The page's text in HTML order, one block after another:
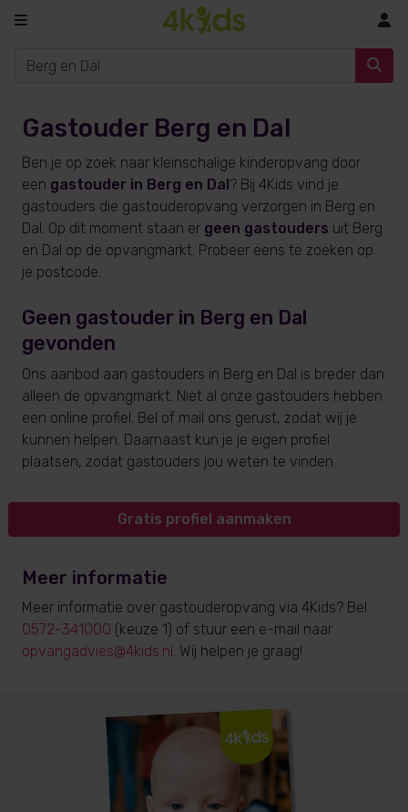
Gastouder Berg en Dal
Ben je op zoek naar kleinschalige kinderopvang door
een gastouder in Berg en Dal? Bij 4Kids vind je
gastouders die gastouderopvang verzorgen in Berg en
Dal. Op dit moment staan er geen gastouders uit Berg
en Dal op de opvangmarkt. Probeer eens te zoeken op
je postcode.
Geen gastouder in Berg en Dal
gevonden
Ons aanbod aan gastouders in Berg en Dal is breder dan
alleen de opvangmarkt. Niet al onze gastouders hebben
een online profiel. Bel of mail ons gerust, zodat wij je
kunnen helpen. Daarnaast kun je je eigen profiel
plaatsen, zodat gastouders jou weten te vinden.
Gratis profiel aanmaken
Meer informatie
Meer informatie over gastouderopvang via 4Kids? Bel
0572-341000 (keuze 1) of stuur een e-mail naar
opvangadvies@4kids.nl. Wij helpen je graag!